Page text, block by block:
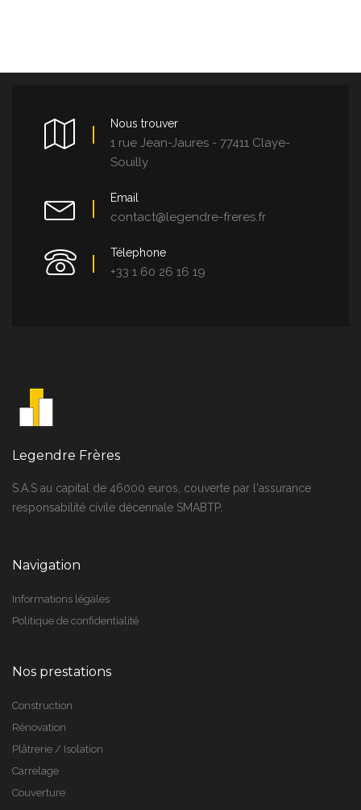
Nous trouver
1 rue Jean-Jaures - 77411 Claye-
Souilly
Email
contact@legendre-freres.fr
Télephone
+33 1 60 26 16 19
Legendre Frères
S.A.S au capital de 46000 euros, couverte par l'assurance
responsabilité civile décennale SMABTP.
Navigation
Informations légales
Politique de confidentialité
Nos prestations
Construction
Rénovation
Plâtrerie / Isolation
Carrelage
Couverture